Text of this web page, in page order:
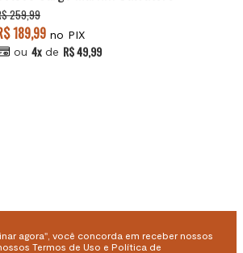
259,99
189,99 no PIX
ou 4x de R$ 49,99
agora", você concorda em receber nossos
Termos de Uso e Política de